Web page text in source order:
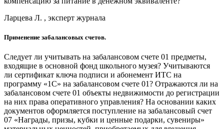
Ларцева Л. , эксперт журнала
Применение забалансовых счетов.
Следует ли учитывать на забалансовом счете 01 предметы,
входящие в основной фонд школьного музея? Учитываются
ли сертификат ключа подписи и абонемент ИТС на
программу «1С» на забалансовом счете 01? Отражаются ли на
забалансовом счете 01 объекты недвижимости до регистрации
на них права оперативного управления? На основании каких
документов оформляется поступление на забалансовый счет
07 «Награды, призы, кубки и ценные подарки, сувениры»